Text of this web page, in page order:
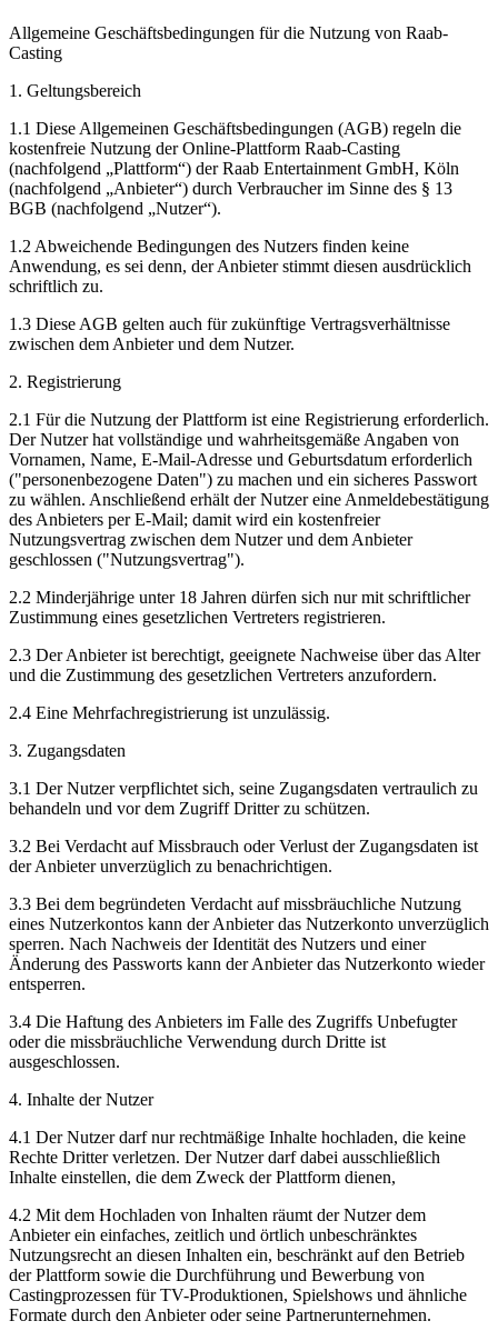
Allgemeine Geschäftsbedingungen für die Nutzung von Raab-
Casting
1. Geltungsbereich
1.1 Diese Allgemeinen Geschäftsbedingungen (AGB) regeln die
kostenfreie Nutzung der Online-Plattform Raab-Casting
(nachfolgend „Plattform“) der Raab Entertainment GmbH, Köln
(nachfolgend „Anbieter“) durch Verbraucher im Sinne des § 13
BGB (nachfolgend „Nutzer“).
1.2 Abweichende Bedingungen des Nutzers finden keine
Anwendung, es sei denn, der Anbieter stimmt diesen ausdrücklich
schriftlich zu.
1.3 Diese AGB gelten auch für zukünftige Vertragsverhältnisse
zwischen dem Anbieter und dem Nutzer.
2. Registrierung
2.1 Für die Nutzung der Plattform ist eine Registrierung erforderlich.
Der Nutzer hat vollständige und wahrheitsgemäße Angaben von
Vornamen, Name, E-Mail-Adresse und Geburtsdatum erforderlich
("personenbezogene Daten") zu machen und ein sicheres Passwort
zu wählen. Anschließend erhält der Nutzer eine Anmeldebestätigung
des Anbieters per E-Mail; damit wird ein kostenfreier
Nutzungsvertrag zwischen dem Nutzer und dem Anbieter
geschlossen ("Nutzungsvertrag").
2.2 Minderjährige unter 18 Jahren dürfen sich nur mit schriftlicher
Zustimmung eines gesetzlichen Vertreters registrieren.
2.3 Der Anbieter ist berechtigt, geeignete Nachweise über das Alter
und die Zustimmung des gesetzlichen Vertreters anzufordern.
2.4 Eine Mehrfachregistrierung ist unzulässig.
3. Zugangsdaten
3.1 Der Nutzer verpflichtet sich, seine Zugangsdaten vertraulich zu
behandeln und vor dem Zugriff Dritter zu schützen.
3.2 Bei Verdacht auf Missbrauch oder Verlust der Zugangsdaten ist
der Anbieter unverzüglich zu benachrichtigen.
3.3 Bei dem begründeten Verdacht auf missbräuchliche Nutzung
eines Nutzerkontos kann der Anbieter das Nutzerkonto unverzüglich
sperren. Nach Nachweis der Identität des Nutzers und einer
Änderung des Passworts kann der Anbieter das Nutzerkonto wieder
entsperren.
3.4 Die Haftung des Anbieters im Falle des Zugriffs Unbefugter
oder die missbräuchliche Verwendung durch Dritte ist
ausgeschlossen.
4. Inhalte der Nutzer
4.1 Der Nutzer darf nur rechtmäßige Inhalte hochladen, die keine
Rechte Dritter verletzen. Der Nutzer darf dabei ausschließlich
Inhalte einstellen, die dem Zweck der Plattform dienen,
4.2 Mit dem Hochladen von Inhalten räumt der Nutzer dem
Anbieter ein einfaches, zeitlich und örtlich unbeschränktes
Nutzungsrecht an diesen Inhalten ein, beschränkt auf den Betrieb
der Plattform sowie die Durchführung und Bewerbung von
Castingprozessen für TV-Produktionen, Spielshows und ähnliche
Formate durch den Anbieter oder seine Partnerunternehmen.